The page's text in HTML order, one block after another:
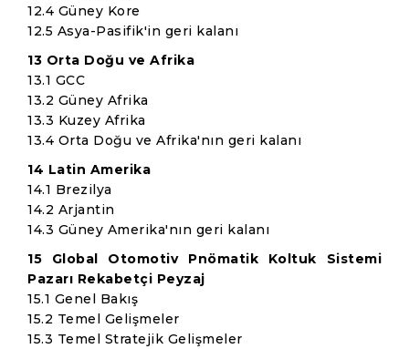
12.4 Güney Kore
12.5 Asya-Pasifik'in geri kalanı
13 Orta Doğu ve Afrika
13.1 GCC
13.2 Güney Afrika
13.3 Kuzey Afrika
13.4 Orta Doğu ve Afrika'nın geri kalanı
14 Latin Amerika
14.1 Brezilya
14.2 Arjantin
14.3 Güney Amerika'nın geri kalanı
15 Global Otomotiv Pnömatik Koltuk Sistemi
Pazarı Rekabetçi Peyzaj
15.1 Genel Bakış
15.2 Temel Gelişmeler
15.3 Temel Stratejik Gelişmeler